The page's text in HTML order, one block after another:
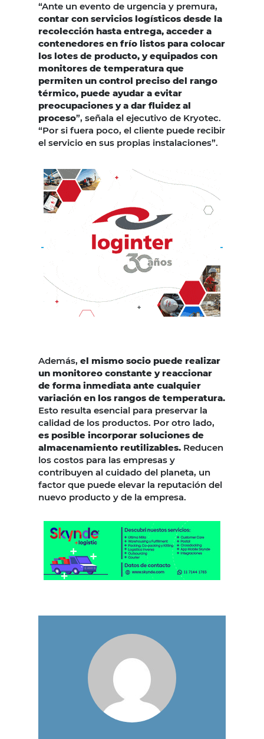
“Ante un evento de urgencia y premura,
contar con servicios logísticos desde la
recolección hasta entrega, acceder a
contenedores en frío listos para colocar
los lotes de producto, y equipados con
monitores de temperatura que
permiten un control preciso del rango
térmico, puede ayudar a evitar
preocupaciones y a dar fluidez al
proceso”, señala el ejecutivo de Kryotec.
“Por si fuera poco, el cliente puede recibir
el servicio en sus propias instalaciones”.
Además, el mismo socio puede realizar
un monitoreo constante y reaccionar
de forma inmediata ante cualquier
variación en los rangos de temperatura.
Esto resulta esencial para preservar la
calidad de los productos. Por otro lado,
es posible incorporar soluciones de
almacenamiento reutilizables. Reducen
los costos para las empresas y
contribuyen al cuidado del planeta, un
factor que puede elevar la reputación del
nuevo producto y de la empresa.